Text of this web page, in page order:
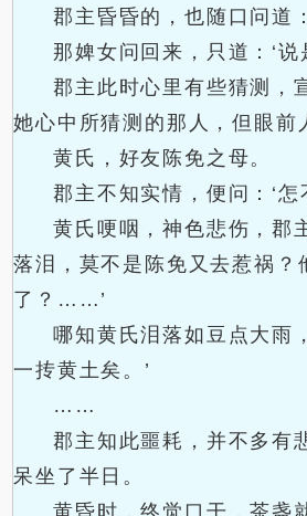
郡主昏昏的，也随口问道
那婢女问回来，只道：‘说
郡主此时心里有些猜测，
她心中所猜测的那人，但眼前
黄氏，好友陈免之母。
郡主不知实情，便问：‘怎
黄氏哽咽，神色悲伤，郡
落泪，莫不是陈免又去惹祸？
了？……’
哪知黄氏泪落如豆点大雨
一抟黄土矣。’
……
郡主知此噩耗，并不多有
呆坐了半日。
黄昏时，终觉口干，茶盏